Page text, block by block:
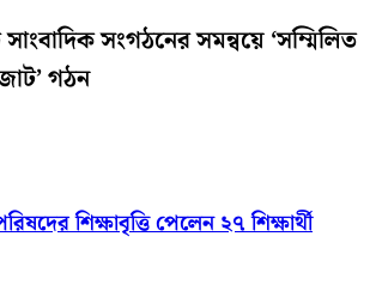
সংগঠনের সমন্বয়ে ‘সম্মিলিত
গঠন
শিক্ষাবৃত্তি পেলেন ২৭ শিক্ষার্থী